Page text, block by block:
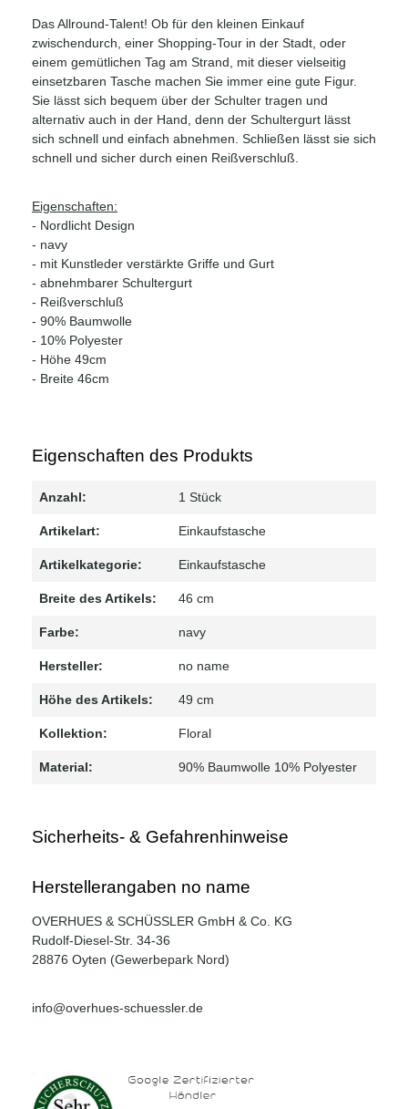
Das Allround-Talent! Ob für den kleinen Einkauf
zwischendurch, einer Shopping-Tour in der Stadt, oder
einem gemütlichen Tag am Strand, mit dieser vielseitig
einsetzbaren Tasche machen Sie immer eine gute Figur.
Sie lässt sich bequem über der Schulter tragen und
alternativ auch in der Hand, denn der Schultergurt lässt
sich schnell und einfach abnehmen. Schließen lässt sie sich
schnell und sicher durch einen Reißverschluß.
Eigenschaften:
- Nordlicht Design
- navy
- mit Kunstleder verstärkte Griffe und Gurt
- abnehmbarer Schultergurt
- Reißverschluß
- 90% Baumwolle
- 10% Polyester
- Höhe 49cm
- Breite 46cm
Eigenschaften des Produkts
Anzahl: 1 Stück
Artikelart: Einkaufstasche
Artikelkategorie: Einkaufstasche
Breite des Artikels: 46 cm
Farbe: navy
Hersteller: no name
Höhe des Artikels: 49 cm
Kollektion: Floral
Material: 90% Baumwolle 10% Polyester
Sicherheits- & Gefahrenhinweise
Herstellerangaben no name
OVERHUES & SCHÜSSLER GmbH & Co. KG
Rudolf-Diesel-Str. 34-36
28876 Oyten (Gewerbepark Nord)
info@overhues-schuessler.de